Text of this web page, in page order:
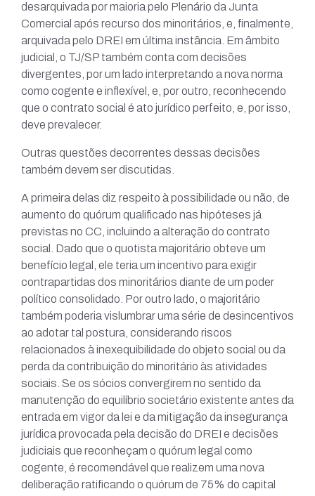
desarquivada por maioria pelo Plenário da Junta
Comercial após recurso dos minoritários, e, finalmente,
arquivada pelo DREI em última instância. Em âmbito
judicial, o TJ/SP também conta com decisões
divergentes, por um lado interpretando a nova norma
como cogente e inflexível, e, por outro, reconhecendo
que o contrato social é ato jurídico perfeito, e, por isso,
deve prevalecer.
Outras questões decorrentes dessas decisões
também devem ser discutidas.
A primeira delas diz respeito à possibilidade ou não, de
aumento do quórum qualificado nas hipóteses já
previstas no CC, incluindo a alteração do contrato
social. Dado que o quotista majoritário obteve um
benefício legal, ele teria um incentivo para exigir
contrapartidas dos minoritários diante de um poder
político consolidado. Por outro lado, o majoritário
também poderia vislumbrar uma série de desincentivos
ao adotar tal postura, considerando riscos
relacionados à inexequibilidade do objeto social ou da
perda da contribuição do minoritário às atividades
sociais. Se os sócios convergirem no sentido da
manutenção do equilíbrio societário existente antes da
entrada em vigor da lei e da mitigação da insegurança
jurídica provocada pela decisão do DREI e decisões
judiciais que reconheçam o quórum legal como
cogente, é recomendável que realizem uma nova
deliberação ratificando o quórum de 75% do capital